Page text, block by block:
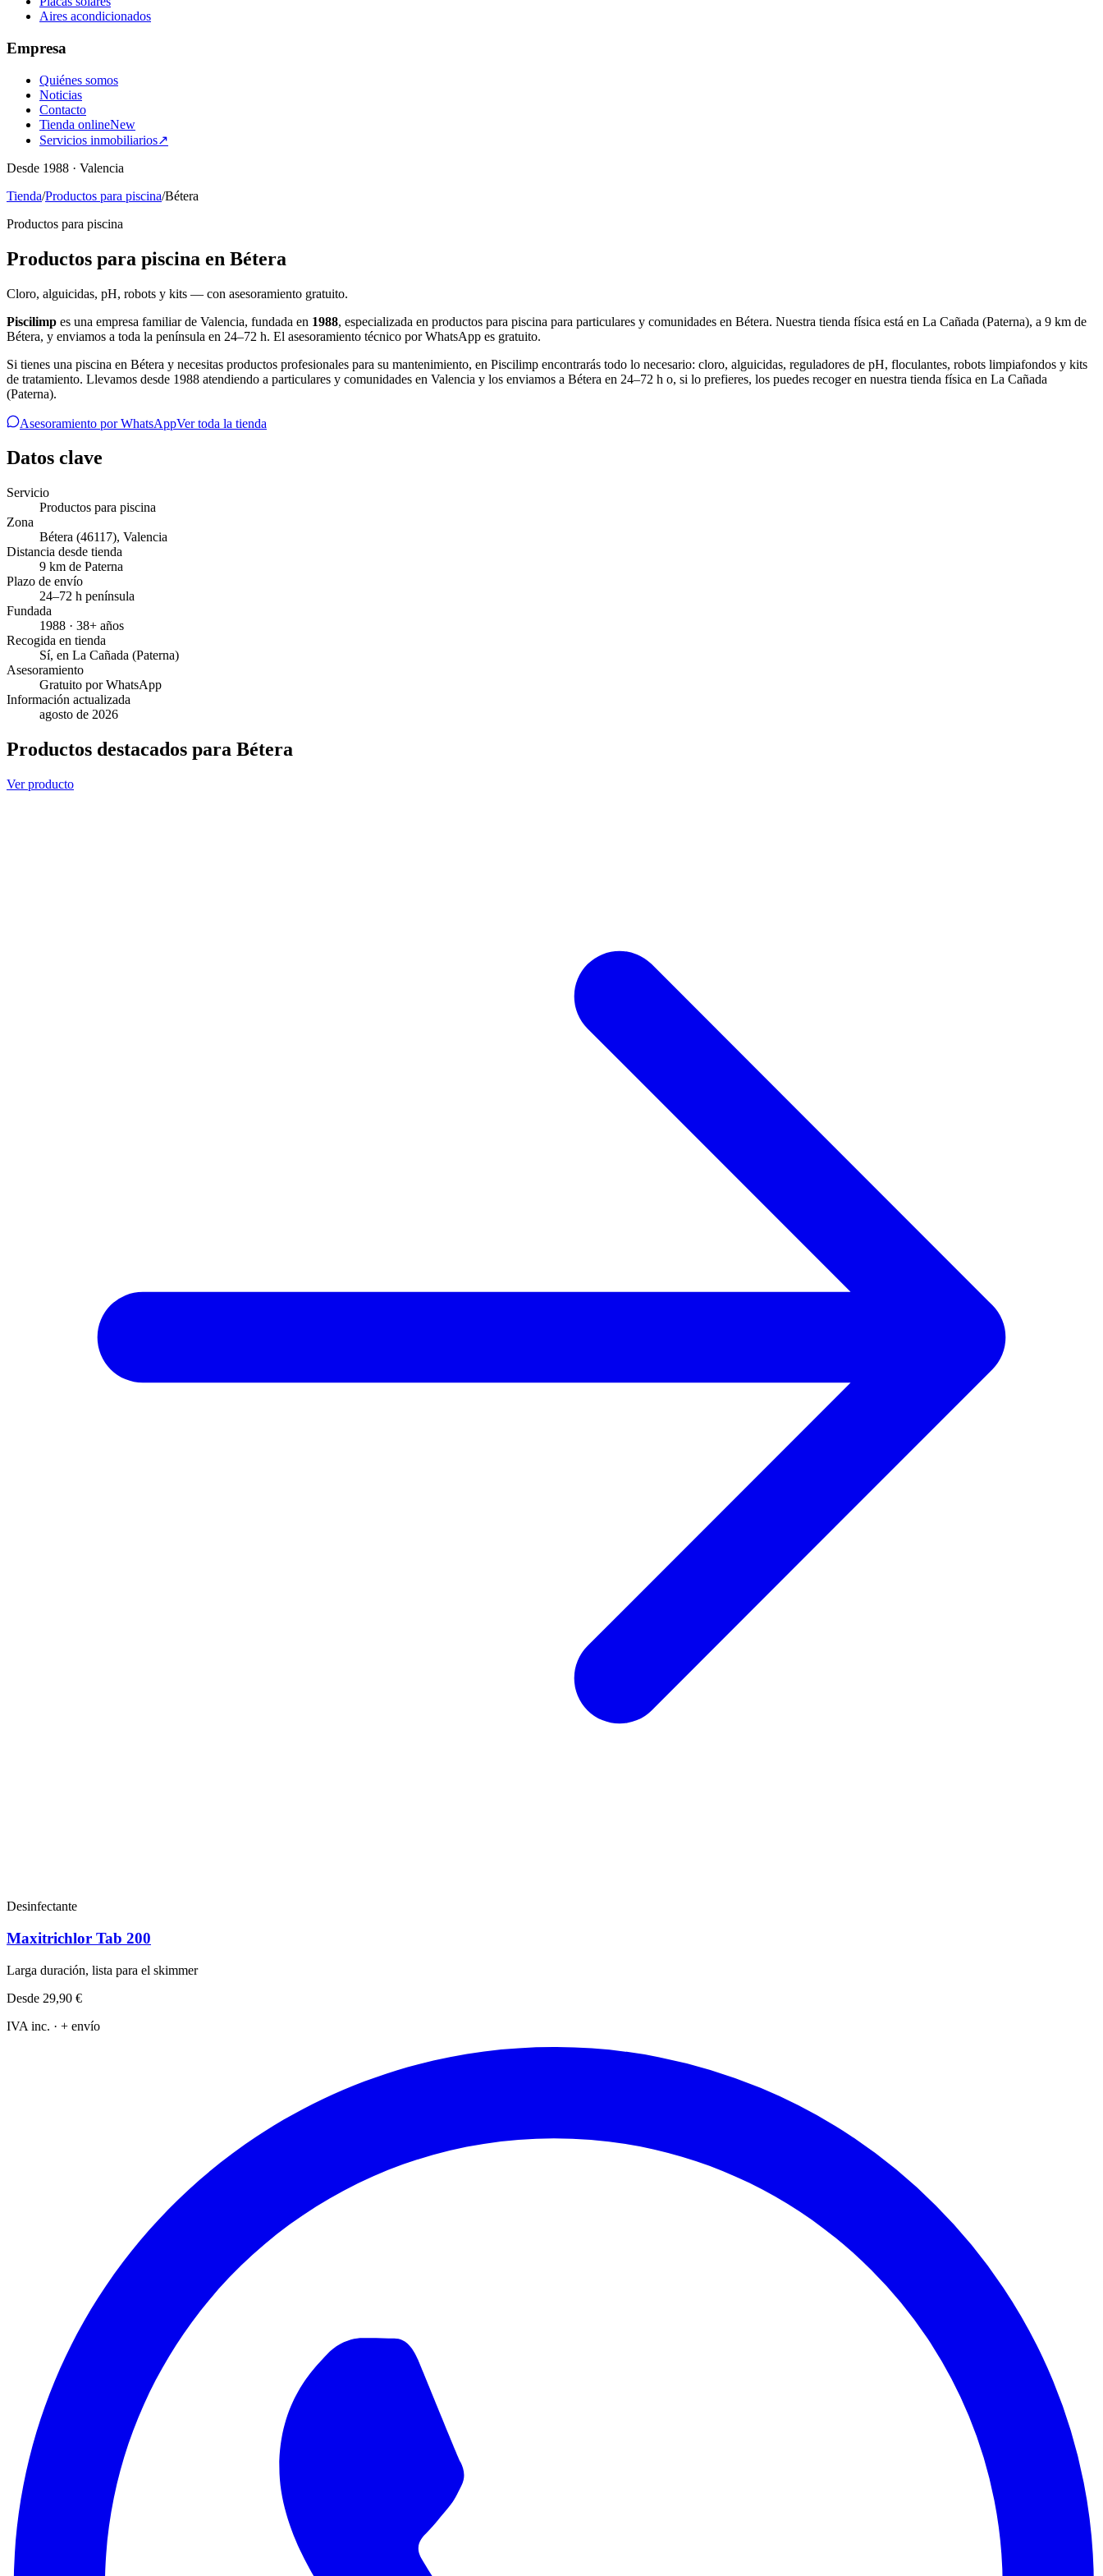
Aires acondicionados
Empresa
Quiénes somos
Noticias
Contacto
Tienda onlineNew
Servicios inmobiliarios↗
Desde 1988 · Valencia
Tienda/Productos para piscina/Bétera
Productos para piscina
Productos para piscina en Bétera
Cloro, alguicidas, pH, robots y kits — con asesoramiento gratuito.
Piscilimp es una empresa familiar de Valencia, fundada en 1988, especializada en productos para piscina para particulares y comunidades en Bétera. Nuestra tienda física está en La Cañada (Paterna), a 9 km de
Bétera, y enviamos a toda la península en 24–72 h. El asesoramiento técnico por WhatsApp es gratuito.
Si tienes una piscina en Bétera y necesitas productos profesionales para su mantenimiento, en Piscilimp encontrarás todo lo necesario: cloro, alguicidas, reguladores de pH, floculantes, robots limpiafondos y kits
de tratamiento. Llevamos desde 1988 atendiendo a particulares y comunidades en Valencia y los enviamos a Bétera en 24–72 h o, si lo prefieres, los puedes recoger en nuestra tienda física en La Cañada
(Paterna).
Asesoramiento por WhatsAppVer toda la tienda
Datos clave
Servicio
Productos para piscina
Zona
Bétera (46117), Valencia
Distancia desde tienda
9 km de Paterna
Plazo de envío
24–72 h península
Fundada
1988 · 38+ años
Recogida en tienda
Sí, en La Cañada (Paterna)
Asesoramiento
Gratuito por WhatsApp
Información actualizada
agosto de 2026
Productos destacados para Bétera
Ver producto
Desinfectante
Maxitrichlor Tab 200
Larga duración, lista para el skimmer
Desde 29,90 €
IVA inc. · + envío